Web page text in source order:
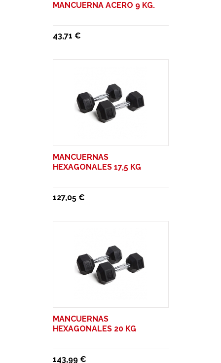
MANCUERNA ACERO 9 KG.
43,71 €
MANCUERNAS
HEXAGONALES 17,5 KG
127,05 €
MANCUERNAS
HEXAGONALES 20 KG
143,99 €